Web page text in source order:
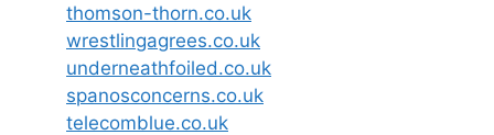
thomson-thorn.co.uk
wrestlingagrees.co.uk
underneathfoiled.co.uk
spanosconcerns.co.uk
telecomblue.co.uk